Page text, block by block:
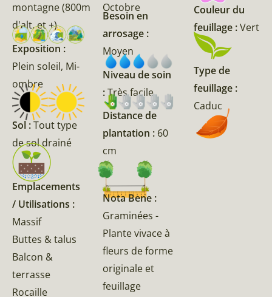
montagne (800m
d'alt. et +)
Exposition :
Plein soleil, Mi-
ombre
Sol :Tout type
de sol drainé
Emplacements
/ Utilisations :
Massif
Buttes & talus
Balcon &
terrasse
Rocaille
Octobre
Besoin en
arrosage :
Moyen
Niveau de soin
:Très facile
Distance de
plantation : 60
cm
Nota Bene :
Graminées -
Plante vivace à
fleurs de forme
originale et
feuillage
Couleur du
feuillage :Vert
Type de
feuillage :
Caduc